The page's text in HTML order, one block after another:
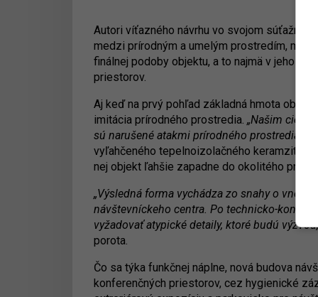
Autori víťazného návrhu vo svojom
medzi prírodným a umelým prostredím,
finálnej podoby objektu, a to najmä v jeho
priestorov.
Aj keď na prvý pohľad základná hmota
imitácia prírodného prostredia. „Našim
sú narušené atakmi prírodného prostredia
vyľahčeného tepelnoizolačného keramzit
nej objekt ľahšie zapadne do okolitého
„Výsledná forma vychádza zo snahy o
návštevníckeho centra. Po technicko-
vyžadovať atypické detaily, ktoré budú
porota.
Čo sa týka funkčnej náplne, nová budova
konferenčných priestorov, cez hygienické